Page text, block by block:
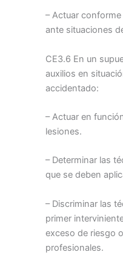
– Actuar
ante situaciones
CE3.6 En un
auxilios en
accidentado:
– Actuar en
lesiones.
– Determinar las
que se deben
– Discriminar las
primer
exceso de riesgo
profesionales.